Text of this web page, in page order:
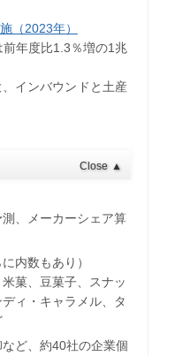
（2023年）
年度比1.3％増の1兆
インバウンドと土産
Close ▲
、メーカーシェア算
内数もあり）
菓、豆菓子、スナッ
ィ・キャラメル、タ
ど、約40社の企業個